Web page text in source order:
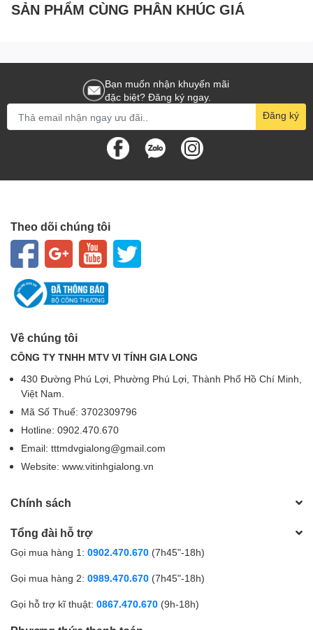
SẢN PHẨM CÙNG PHÂN KHÚC GIÁ
Bạn muốn nhận khuyến mãi
đặc biệt? Đăng ký ngay.
Đăng ký
Theo dõi chúng tôi
Về chúng tôi
CÔNG TY TNHH MTV VI TÍNH GIA LONG
430 Đường Phú Lợi, Phường Phú Lợi, Thành Phố Hồ Chí Minh,
Việt Nam.
Mã Số Thuế: 3702309796
Hotline: 0902.470.670
Email: tttmdvgialong@gmail.com
Website: www.vitinhgialong.vn
Chính sách
Tổng đài hỗ trợ
Gọi mua hàng 1: 0902.470.670 (7h45"-18h)
Gọi mua hàng 2: 0989.470.670 (7h45"-18h)
Gọi hỗ trợ kĩ thuật: 0867.470.670 (9h-18h)